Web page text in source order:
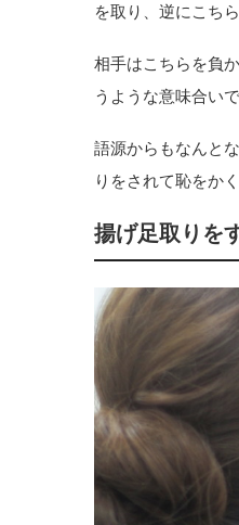
を取り、逆にこち
相手はこちらを負
うような意味合い
語源からもなんと
りをされて恥をか
揚げ足取りを